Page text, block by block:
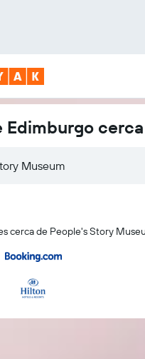
Edimburgo
cerca de People's Story